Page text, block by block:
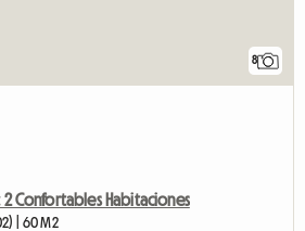
8
Confortables Habitaciones
| 60 M2